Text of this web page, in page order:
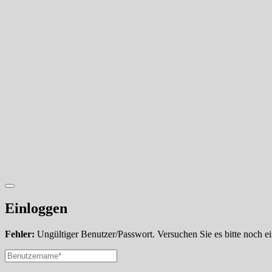
Einloggen
Fehler: Ungültiger Benutzer/Passwort. Versuchen Sie es bitte noch